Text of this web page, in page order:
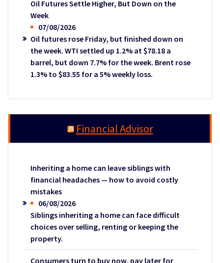
Oil Futures Settle Higher, But Down on the
Week
07/08/2026
Oil futures rose Friday, but finished down on
the week. WTI settled up 1.2% at $78.18 a
barrel, but down 7.7% for the week. Brent rose
1.3% to $83.55 for a 5% weekly loss.
Financial Advisor
Inheriting a home can leave siblings with
financial headaches — how to avoid costly
mistakes
06/08/2026
Siblings inheriting a home can face difficult
choices over selling, renting or keeping the
property.
Consumers turn to buy now, pay later for